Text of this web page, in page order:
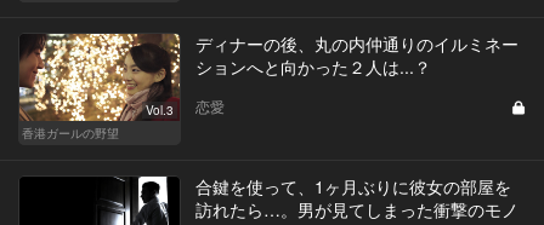
Vol.3
香港ガールの野望
ディナーの後、丸の内仲通りのイルミネー
ションへと向かった２人は...？
恋愛
合鍵を使って、1ヶ月ぶりに彼女の部屋を
訪れたら…。男が見てしまった衝撃のモノ